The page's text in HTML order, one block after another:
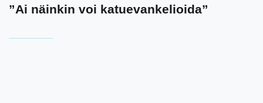
”Ai näinkin voi katuevankelioida”